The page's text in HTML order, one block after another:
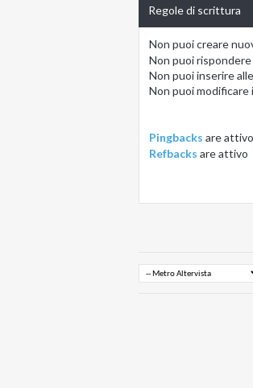
Regole di scrittura
Non puoicreare
Non puoirispondere
Non puoiinserire
Non puoimodificare
Pingbacks areattivo
Refbacks areattivo